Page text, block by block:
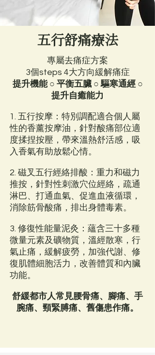
五行舒痛療法
專屬去痛症方案
3個steps 4大方向緩解痛症
提升機能 ○ 平衡五臟 ○ 驅寒通經 ○
提升自癒能力
1. 五行按摩：特別調配適合個人屬
性的香薰按摩油，針對酸痛部位適
度揉捏按壓，帶來溫熱舒活感，吸
入香氣有助放鬆心情。
2. 磁叉五行經絡排酸：重力和磁力
推按，針對性刺激穴位經絡，疏通
淋巴、打通血氣、促進血液循環，
消除筋骨酸痛，排出身體毒素。
3. 修復性能量泥灸：蘊含三十多種
微量元素及礦物質，溫經散寒，行
氣止痛，緩解疲勞，加強代謝、修
復肌體細胞活力，改善體質和內臟
功能。
舒緩都市人常見腰骨痛、腳痛、手
腕痛、頸緊膊痛、舊傷患作痛。